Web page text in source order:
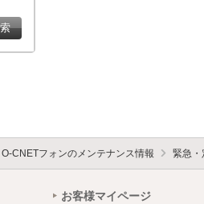
O-CNETフォンのメンテナンス情報 緊急・
お客様マイページ